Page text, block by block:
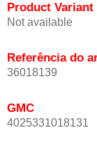
Product Variant
Not available
Referência do
36018139
GMC
4025331018131